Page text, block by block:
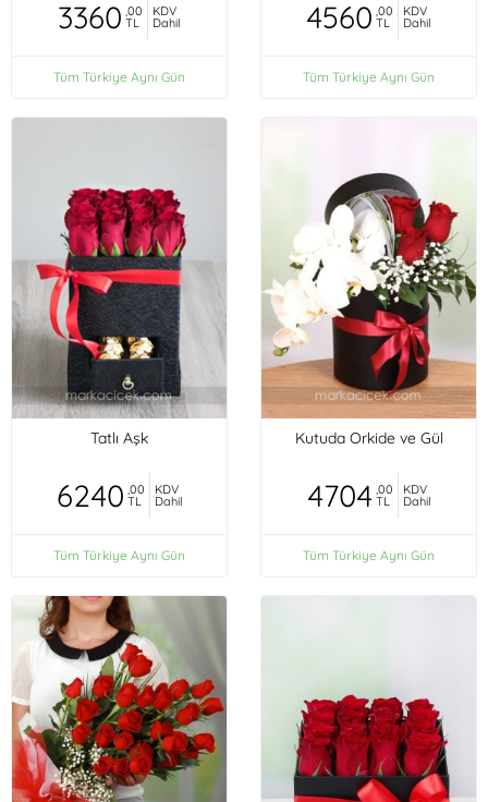
3360 ,00
TL
KDV
Dahil
Tüm Türkiye Aynı Gün
4560 ,00
TL
KDV
Dahil
Tüm Türkiye Aynı Gün
Tatlı Aşk
6240 ,00
TL
KDV
Dahil
Tüm Türkiye Aynı Gün
Kutuda Orkide ve Gül
4704 ,00
TL
KDV
Dahil
Tüm Türkiye Aynı Gün